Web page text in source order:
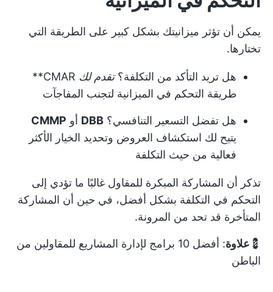
يمكن أن تؤثر ميزانيتك بشكل كبير على الطريقة التي
تختارها.
هل تريد التأكد من التكلفة؟تقدم لك
CMAR**
طريقة التحكم في الميزانية لتجنب المفاجآت
هل تفضل التسعير التنافسي؟ DBB أو CMMP
يتيح لك استكشاف العروض وتحديد الخيار الأكثر
فعالية من حيث التكلفة
تذكر أن المشاركة المبكرة للمقاول غالبًا ما تؤدي إلى
التحكم في التكلفة بشكل أفضل، في حين أن المشاركة
المتأخرة قد تحد من المرونة.
💈 علاوة:
أفضل 10 برامج لإدارة المشاريع للمقاولين من
الباطن